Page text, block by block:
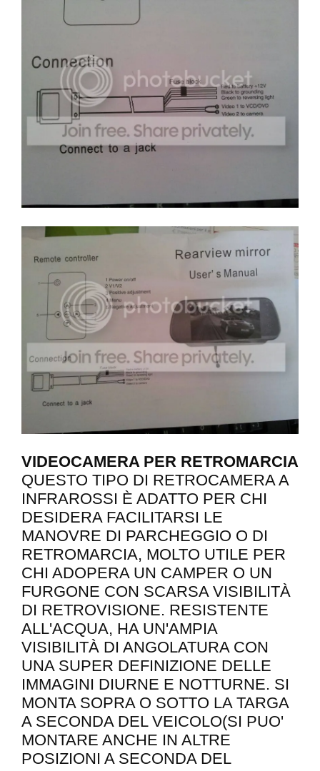
VIDEOCAMERA PER RETROMARCIA
QUESTO TIPO DI RETROCAMERA A
INFRAROSSI È ADATTO PER CHI
DESIDERA FACILITARSI LE
MANOVRE DI PARCHEGGIO O DI
RETROMARCIA, MOLTO UTILE PER
CHI ADOPERA UN CAMPER O UN
FURGONE CON SCARSA VISIBILITÀ
DI RETROVISIONE. RESISTENTE
ALL'ACQUA, HA UN'AMPIA
VISIBILITÀ DI ANGOLATURA CON
UNA SUPER DEFINIZIONE DELLE
IMMAGINI DIURNE E NOTTURNE. SI
MONTA SOPRA O SOTTO LA TARGA
A SECONDA DEL VEICOLO(SI PUO'
MONTARE ANCHE IN ALTRE
POSIZIONI A SECONDA DEL